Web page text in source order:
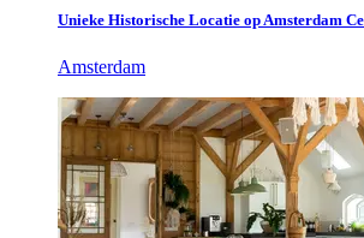
Unieke Historische Locatie op Amsterdam
Amsterdam